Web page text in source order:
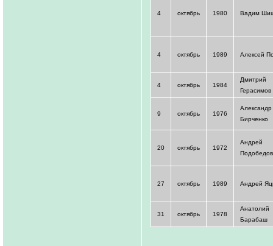
4 октябрь 1980 Вадим
4 октябрь 1989 Алексей
4 октябрь 1984
Дмитрий
Герасимов
9 октябрь 1976
Александр
Бирченко
20 октябрь 1972
Андрей
Подобедов
27 октябрь 1989 Андрей
31 октябрь 1978
Анатолий
Барабаш